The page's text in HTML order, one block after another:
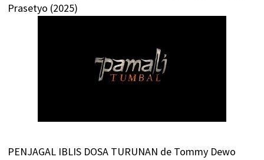
Prasetyo (2025)
PENJAGAL IBLIS DOSA TURUNAN de Tommy Dewo